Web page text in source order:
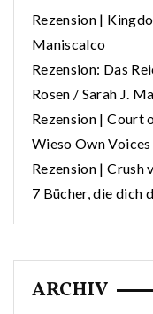
Rezension |
Maniscalco
Rezension: Das
Rosen / Sarah J.
Rezension | Court
Wieso Own
Rezension |
7 Bücher, die dich
ARCHIV